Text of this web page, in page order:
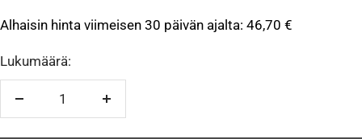
Alhaisin hinta viimeisen 30 päivän ajalta: 46,70 €
Lukumäärä:
Vähennä